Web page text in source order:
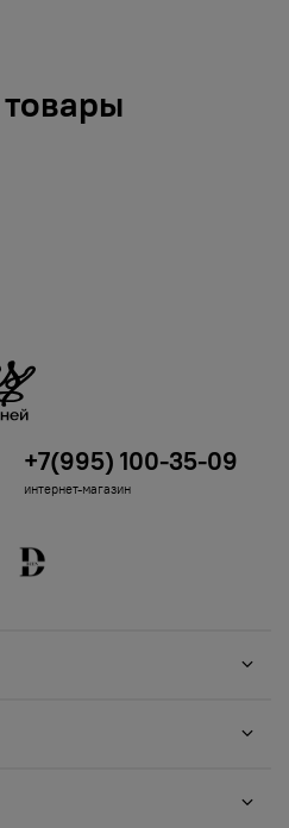
+7(995) 100-35-09
интернет-магазин